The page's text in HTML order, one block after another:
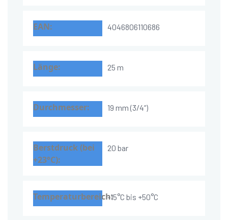
4046806110686
25 m
19 mm (3/4“)
20 bar
-15°C bis +50°C